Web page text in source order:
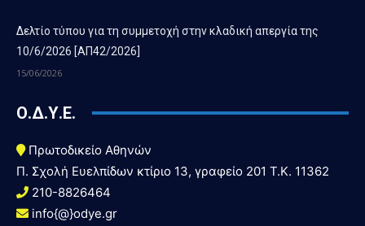
Δελτίο τύπου για τη συμμετοχή στην κλαδική απεργία της
10/6/2026 [ΑΠ42/2026]
15/06/2026
Ο.Δ.Υ.Ε.
Πρωτοδικείο Αθηνών
Π. Σχολή Ευελπίδων κτίριο 13, γραφείο 201 T.K. 11362
210-8826464
info{@}odye.gr